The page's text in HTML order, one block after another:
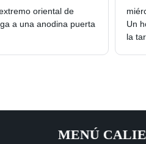
oriental de
a una anodina puerta
Un
la
MENÚ